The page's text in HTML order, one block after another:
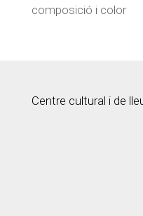
composició i color
Centre cultural i de